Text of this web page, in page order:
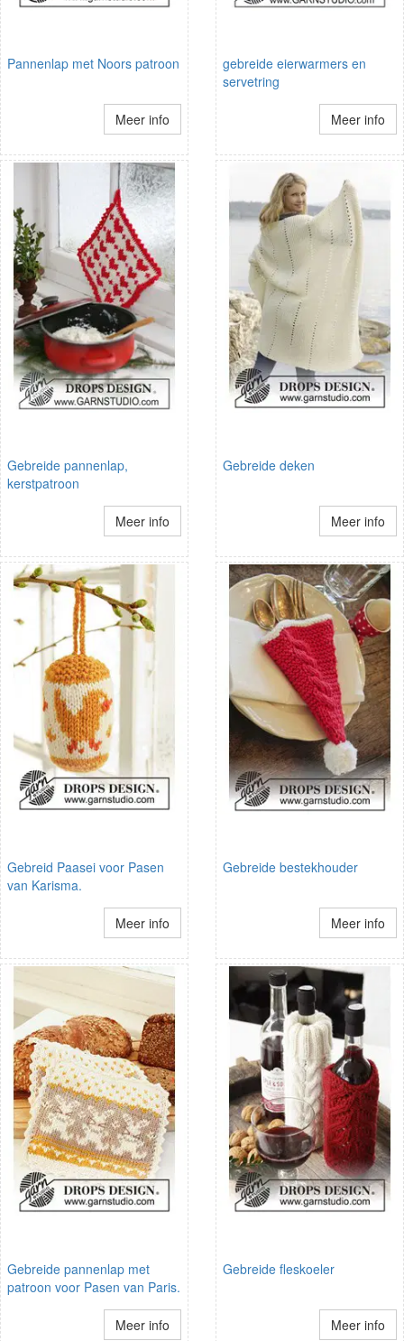
Pannenlap met Noors patroon
Meer info
gebreide eierwarmers en
servetring
Meer info
Gebreide pannenlap,
kerstpatroon
Meer info
Gebreide deken
Meer info
Gebreid Paasei voor Pasen
van Karisma.
Meer info
Gebreide bestekhouder
Meer info
Gebreide pannenlap met
patroon voor Pasen van Paris.
Meer info
Gebreide fleskoeler
Meer info